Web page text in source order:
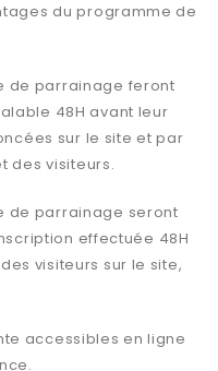
du programme de
de parrainage feront
48H avant leur
sur le site et par
des visiteurs.
de parrainage seront
effectuée 48H
visiteurs sur le site,
accessibles en ligne